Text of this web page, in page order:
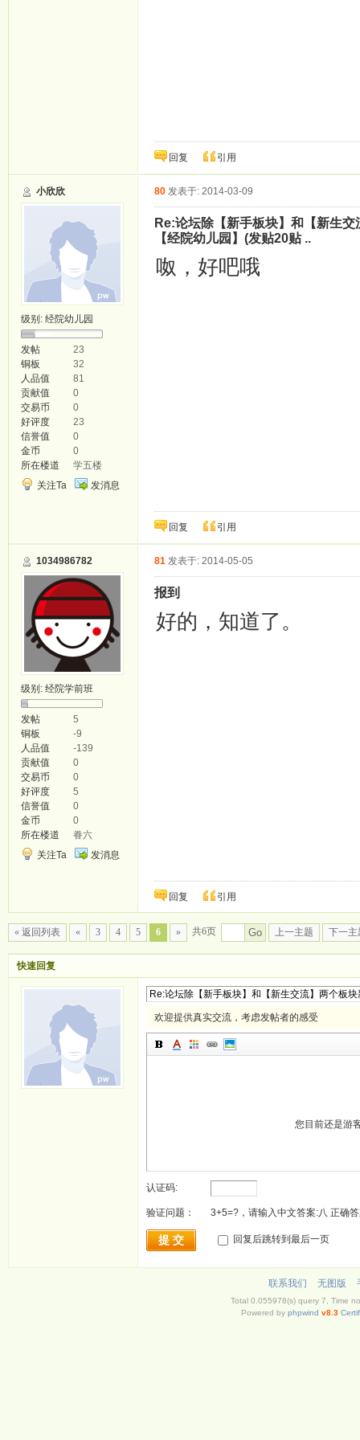
回复 引用
小欣欣
级别: 经院幼儿园
发帖
23
铜板
32
人品值
81
贡献值
0
交易币
0
好评度
23
信誉值
0
金币
0
所在楼道
学五楼
关注Ta
发消息
80 发表于: 2014-03-09
Re:论坛除【新手板块】和【新生
【经院幼儿园】(发贴20贴 ..
呶，好吧哦
回复 引用
1034986782
级别: 经院学前班
发帖
5
铜板
-9
人品值
-139
贡献值
0
交易币
0
好评度
5
信誉值
0
金币
0
所在楼道
眷六
关注Ta
发消息
81 发表于: 2014-05-05
报到
好的，知道了。
回复 引用
« 返回列表 « 3 4 5 6 » 共6页 Go 上一主题 下一主
快速回复
您目前还是游
欢迎提供真实交流，考虑发帖者的感受
认证码:
验证问题： 3+5=?，请输入中文答案:八 正确
提 交 回复后跳转到最后一页
联系我们 无图版
Total 0.055978(s) query 7, Time
Powered by phpwind v8.3